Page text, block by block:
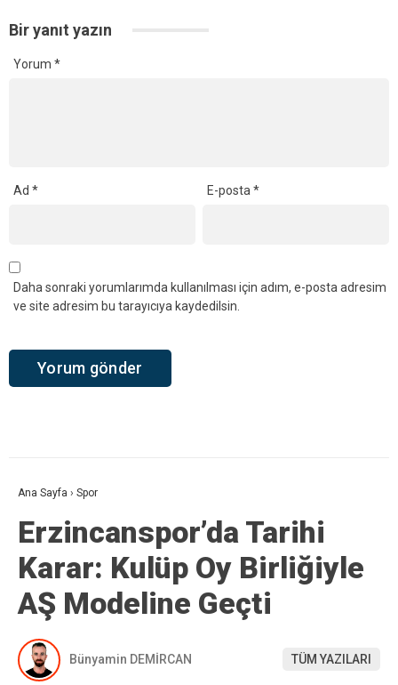
Bir yanıt yazın
Yorum *
Ad * E-posta*
Daha sonraki yorumlarımda kullanılması için adım, e-posta adresim
ve site adresim bu tarayıcıya kaydedilsin.
Ana Sayfa › Spor
Erzincanspor’da Tarihi
Karar: Kulüp Oy Birliğiyle
AŞ Modeline Geçti
Bünyamin DEMİRCAN TÜM YAZILARI